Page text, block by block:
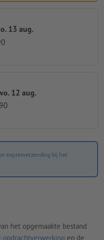
13 aug.
12 aug.
expresverzending bij het
het opgemaakte bestand
opdrachtverwerking en de